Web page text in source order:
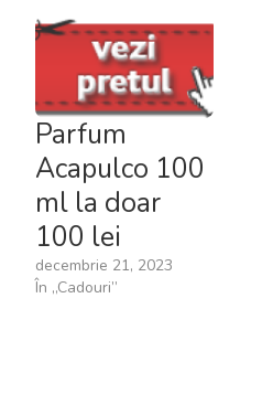
Parfum
Acapulco 100
ml la doar
100 lei
decembrie 21, 2023
În „Cadouri”